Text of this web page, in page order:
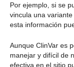
Por ejemplo, si se
vincula una
esta información
Aunque ClinVar es
manejar y difícil de
efectiva en el sitio